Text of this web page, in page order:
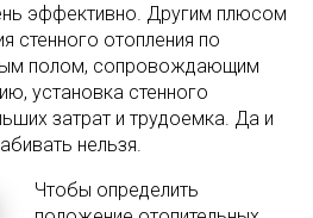
эффективно. Другим плюсом
стенного отопления по
полом, сопровождающим
установка стенного
затрат и трудоемка. Да и
нельзя.
Чтобы определить